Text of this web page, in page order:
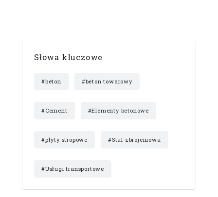
Słowa kluczowe
#beton #beton towarowy
#Cement #Elementy betonowe
#płyty stropowe #Stal zbrojeniowa
#Usługi transportowe